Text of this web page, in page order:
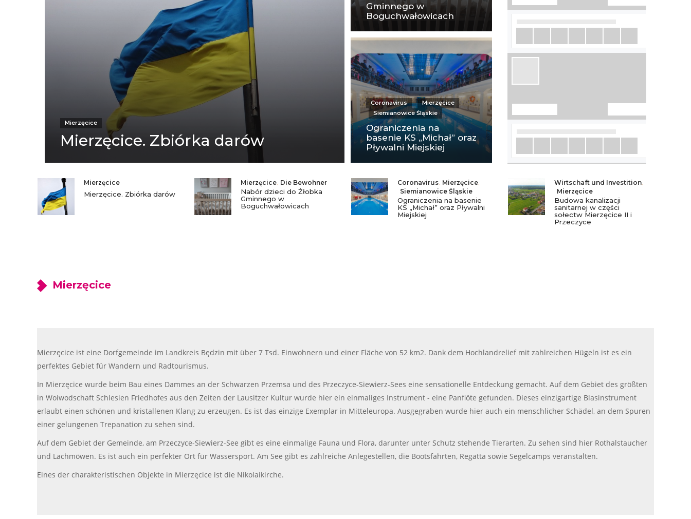
Mierzęcice
Mierzęcice. Zbiórka darów
Gminnego w
Boguchwałowicach
Coronavirus
Mierzęcice
Siemianowice Śląskie
Ograniczenia na
basenie KS „Michał” oraz
Pływalni Miejskiej
Mierzęcice
Mierzęcice. Zbiórka darów
Mierzęcice, Die Bewohner
Nabór dzieci do Żłobka
Gminnego w
Boguchwałowicach
Coronavirus, Mierzęcice,
Siemianowice Śląskie
Ograniczenia na basenie
KS „Michał” oraz Pływalni
Miejskiej
Wirtschaft und Investition,
Mierzęcice
Budowa kanalizacji
sanitarnej w części
sołectw Mierzęcice II i
Przeczyce
Mierzęcice
Mierzęcice ist eine Dorfgemeinde im Landkreis Będzin mit über 7 Tsd. Einwohnern und einer Fläche von 52 km2. Dank dem Hochlandrelief mit zahlreichen Hügeln ist es ein
perfektes Gebiet für Wandern und Radtourismus.
In Mierzęcice wurde beim Bau eines Dammes an der Schwarzen Przemsa und des Przeczyce-Siewierz-Sees eine sensationelle Entdeckung gemacht. Auf dem Gebiet des größten
in Woiwodschaft Schlesien Friedhofes aus den Zeiten der Lausitzer Kultur wurde hier ein einmaliges Instrument - eine Panflöte gefunden. Dieses einzigartige Blasinstrument
erlaubt einen schönen und kristallenen Klang zu erzeugen. Es ist das einzige Exemplar in Mitteleuropa. Ausgegraben wurde hier auch ein menschlicher Schädel, an dem Spuren
einer gelungenen Trepanation zu sehen sind.
Auf dem Gebiet der Gemeinde, am Przeczyce-Siewierz-See gibt es eine einmalige Fauna und Flora, darunter unter Schutz stehende Tierarten. Zu sehen sind hier Rothalstaucher
und Lachmöwen. Es ist auch ein perfekter Ort für Wassersport. Am See gibt es zahlreiche Anlegestellen, die Bootsfahrten, Regatta sowie Segelcamps veranstalten.
Eines der charakteristischen Objekte in Mierzęcice ist die Nikolaikirche.